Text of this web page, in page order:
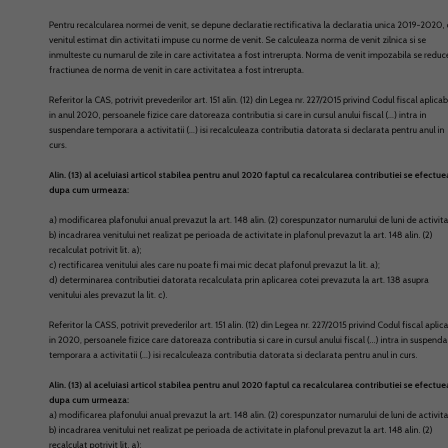
Pentru recalcularea normei de venit, se depune declaratie rectificativa la declaratia unica 2019-2020,
venitul estimat din activitati impuse cu norme de venit. Se calculeaza norma de venit zilnica si se
inmulteste cu numarul de zile in care activitatea a fost intrerupta. Norma de venit impozabila se
fractiunea de norma de venit in care activitatea a fost intrerupta.
Referitor la CAS, potrivit prevederilor art. 151 alin. (12) din Legea nr. 227/2015 privind Codul fiscal
in anul 2020, persoanele fizice care datoreaza contributia si care in cursul anului fiscal (...) intra in
suspendare temporara a activitatii (...) isi recalculeaza contributia datorata si declarata pentru anul in
curs.
Alin. (13) al aceluiasi articol stabilea pentru anul 2020 faptul ca recalcularea contributiei se
dupa cum urmeaza:
a) modificarea plafonului anual prevazut la art. 148 alin. (2) corespunzator numarului de luni de
b) incadrarea venitului net realizat pe perioada de activitate in plafonul prevazut la art. 148 alin. (2)
recalculat potrivit lit. a);
c) rectificarea venitului ales care nu poate fi mai mic decat plafonul prevazut la lit. a);
d) determinarea contributiei datorata recalculata prin aplicarea cotei prevazuta la art. 138 asupra
venitului ales prevazut la lit. c).
Referitor la CASS, potrivit prevederilor art. 151 alin. (12) din Legea nr. 227/2015 privind Codul fiscal
in 2020, persoanele fizice care datoreaza contributia si care in cursul anului fiscal (...) intra in
temporara a activitatii (...) isi recalculeaza contributia datorata si declarata pentru anul in curs.
Alin. (13) al aceluiasi articol stabilea pentru anul 2020 faptul ca recalcularea contributiei se
dupa cum urmeaza:
a) modificarea plafonului anual prevazut la art. 148 alin. (2) corespunzator numarului de luni de
b) incadrarea venitului net realizat pe perioada de activitate in plafonul prevazut la art. 148 alin. (2)
recalculat potrivit lit. a);